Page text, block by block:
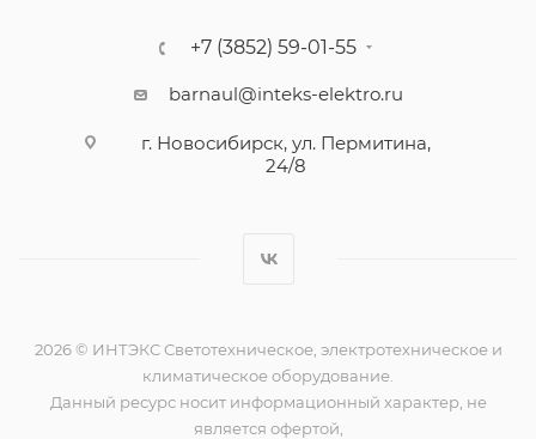
+7 (3852) 59-01-55
barnaul@inteks-elektro.ru
г. Новосибирск, ул. Пермитина,
24/8
2026 © ИНТЭКС Светотехническое, электротехническое и
климатическое оборудование.
Данный ресурс носит информационный характер, не
является офертой,